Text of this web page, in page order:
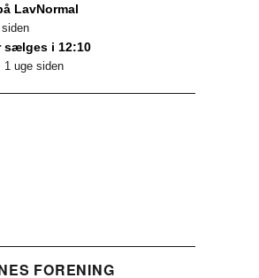
LavNormal
sælges i 12:10
1 uge siden
FORENING